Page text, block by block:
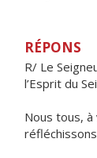
RÉPONS
R/ Le
l’Esprit du
Nous tous,